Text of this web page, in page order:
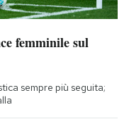
femminile sul
sempre più seguita;